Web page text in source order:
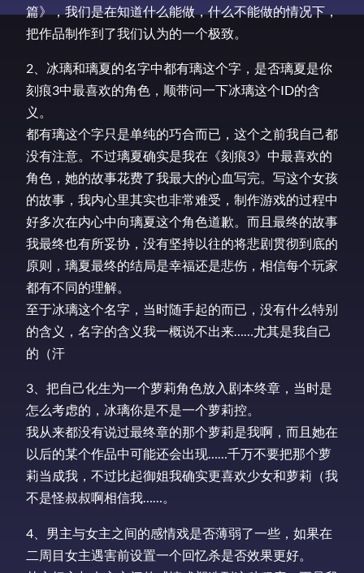
篇》，我们是在知道什么能做，什么不能做的情况下，
把作品制作到了我们认为的一个极致。
2、冰璃和璃夏的名字中都有璃这个字，是否璃夏是你
刻痕3中最喜欢的角色，顺带问一下冰璃这个ID的含
义。
都有璃这个字只是单纯的巧合而已，这个之前我自己都
没有注意。不过璃夏确实是我在《刻痕3》中最喜欢的
角色，她的故事花费了我最大的心血写完。写这个女孩
的故事，我内心里其实也非常难受，制作游戏的过程中
好多次在内心中向璃夏这个角色道歉。而且最终的故事
我最终也有所妥协，没有坚持以往的将悲剧贯彻到底的
原则，璃夏最终的结局是幸福还是悲伤，相信每个玩家
都有不同的理解。
至于冰璃这个名字，当时随手起的而已，没有什么特别
的含义，名字的含义我一概说不出来……尤其是我自己
的（汗
3、把自己化生为一个萝莉角色放入剧本终章，当时是
怎么考虑的，冰璃你是不是一个萝莉控。
我从来都没有说过最终章的那个萝莉是我啊，而且她在
以后的某个作品中可能还会出现……千万不要把那个萝
莉当成我，不过比起御姐我确实更喜欢少女和萝莉（我
不是怪叔叔啊相信我……。
4、男主与女主之间的感情戏是否薄弱了一些，如果在
二周目女主遇害前设置一个回忆杀是否效果更好。